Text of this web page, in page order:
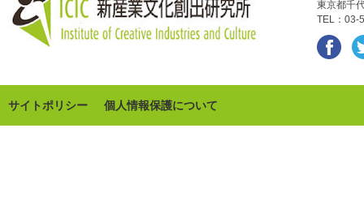
東京都千
TEL：
サイトポリシー 個人情報保護について